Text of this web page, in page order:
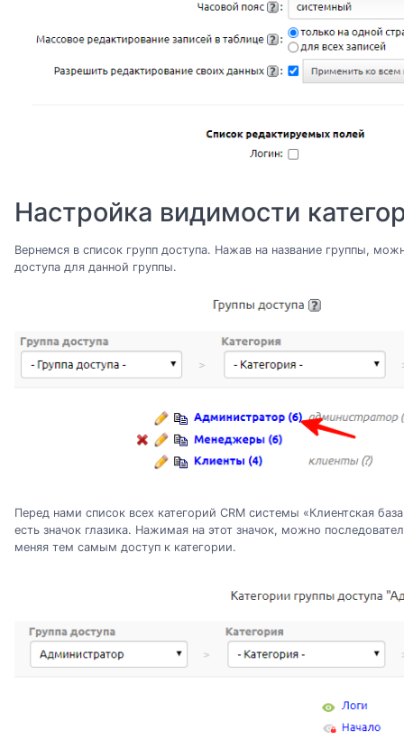
Настройка видимости
Вернемся в список групп доступа. Нажав на название группы,
доступа для данной группы.
Перед нами список всех категорий CRM системы «Клиентская
есть значок глазика. Нажимая на этот значок, можно
меняя тем самым доступ к категории.